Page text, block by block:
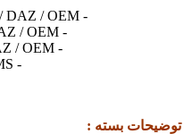
بسته :